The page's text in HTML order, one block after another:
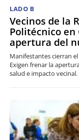
LADO B
Vecinos de la
Politécnico en
apertura del
Manifestantes cierran
Exigen frenar la
salud e impacto vecinal.